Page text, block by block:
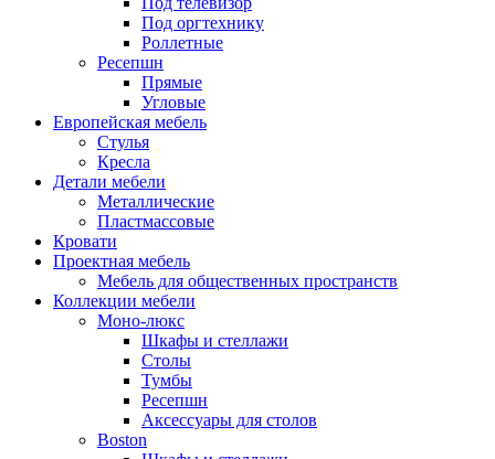
Под оргтехнику
Роллетные
Ресепшн
Прямые
Угловые
Европейская мебель
Стулья
Кресла
Детали мебели
Металлические
Пластмассовые
Кровати
Проектная мебель
Мебель для общественных пространств
Коллекции мебели
Моно-люкс
Шкафы и стеллажи
Столы
Тумбы
Ресепшн
Аксессуары для столов
Boston